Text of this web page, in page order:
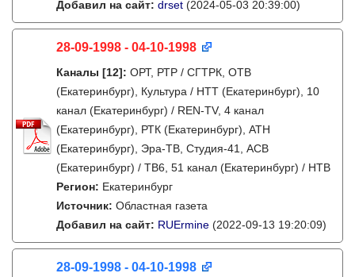
Добавил на сайт: drset (2024-05-03 20:39:00)
28-09-1998 - 04-10-1998
Каналы [12]: ОРТ, РТР / СГТРК, ОТВ
(Екатеринбург), Культура / НТТ (Екатеринбург), 10
канал (Екатеринбург) / REN-TV, 4 канал
(Екатеринбург), РТК (Екатеринбург), АТН
(Екатеринбург), Эра-ТВ, Студия-41, АСВ
(Екатеринбург) / ТВ6, 51 канал (Екатеринбург) / НТВ
Регион: Екатеринбург
Источник: Областная газета
Добавил на сайт: RUErmine (2022-09-13 19:20:09)
28-09-1998 - 04-10-1998